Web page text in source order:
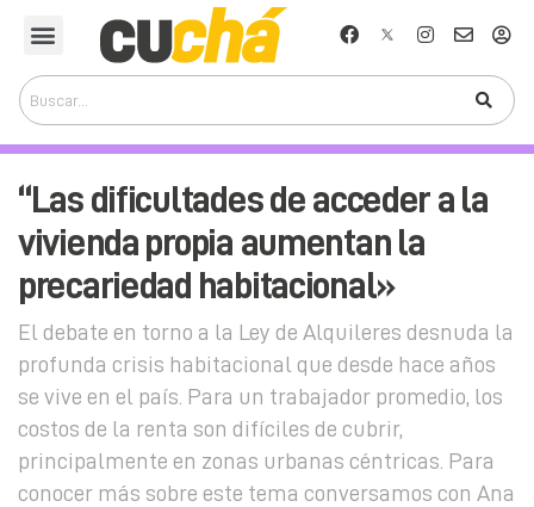
“Las dificultades de acceder a la
vivienda propia aumentan la
precariedad habitacional»
El debate en torno a la Ley de Alquileres desnuda la
profunda crisis habitacional que desde hace años
se vive en el país. Para un trabajador promedio, los
costos de la renta son difíciles de cubrir,
principalmente en zonas urbanas céntricas. Para
conocer más sobre este tema conversamos con Ana